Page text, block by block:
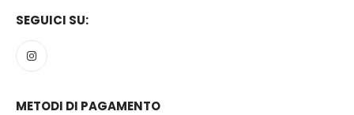
SEGUICI SU:
METODI DI PAGAMENTO